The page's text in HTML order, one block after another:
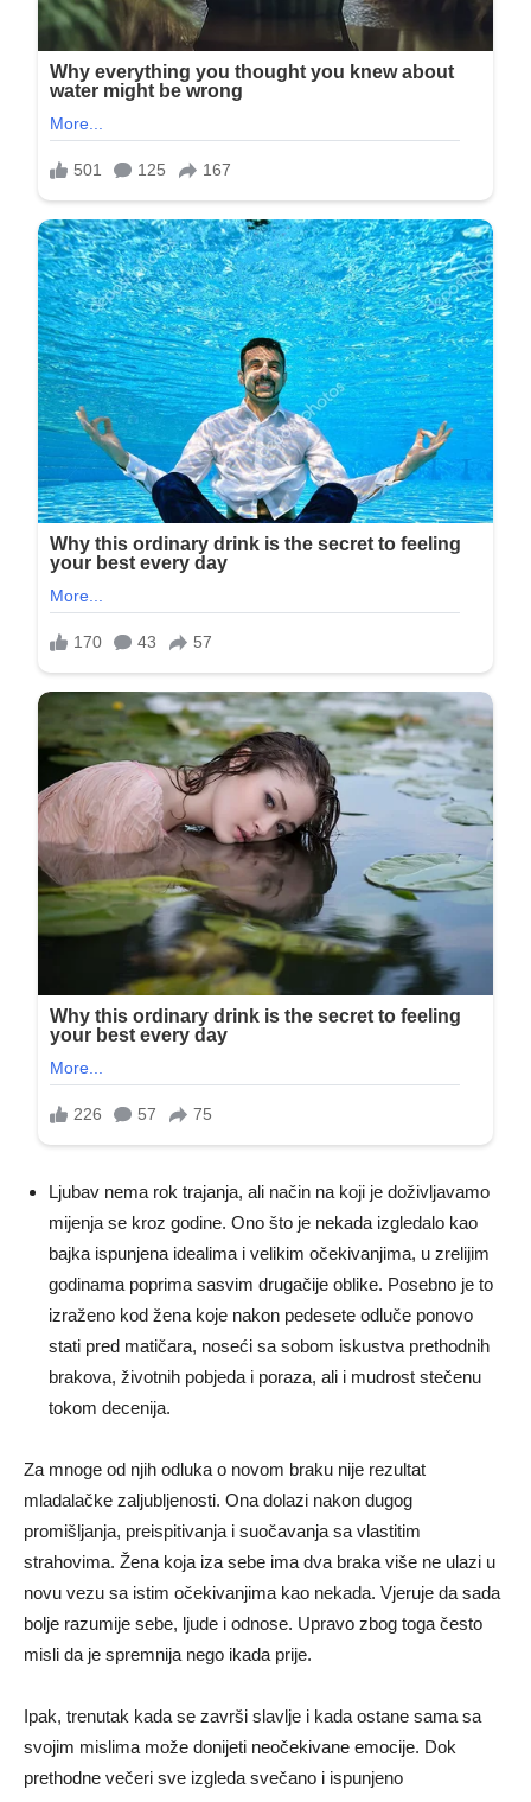
Ljubav nema rok trajanja, ali način na koji je doživljavamo
mijenja se kroz godine. Ono što je nekada izgledalo kao
bajka ispunjena idealima i velikim očekivanjima, u zrelijim
godinama poprima sasvim drugačije oblike. Posebno je to
izraženo kod žena koje nakon pedesete odluče ponovo
stati pred matičara, noseći sa sobom iskustva prethodnih
brakova, životnih pobjeda i poraza, ali i mudrost stečenu
tokom decenija.
Za mnoge od njih odluka o novom braku nije rezultat
mladalačke zaljubljenosti. Ona dolazi nakon dugog
promišljanja, preispitivanja i suočavanja sa vlastitim
strahovima. Žena koja iza sebe ima dva braka više ne ulazi u
novu vezu sa istim očekivanjima kao nekada. Vjeruje da sada
bolje razumije sebe, ljude i odnose. Upravo zbog toga često
misli da je spremnija nego ikada prije.
Ipak, trenutak kada se završi slavlje i kada ostane sama sa
svojim mislima može donijeti neočekivane emocije. Dok
prethodne večeri sve izgleda svečano i ispunjeno